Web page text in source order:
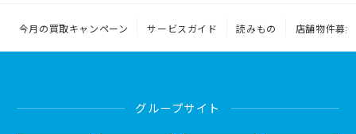
今月の買取キャンペーン サービスガイド 読みもの 店舗物件募集
グループサイト